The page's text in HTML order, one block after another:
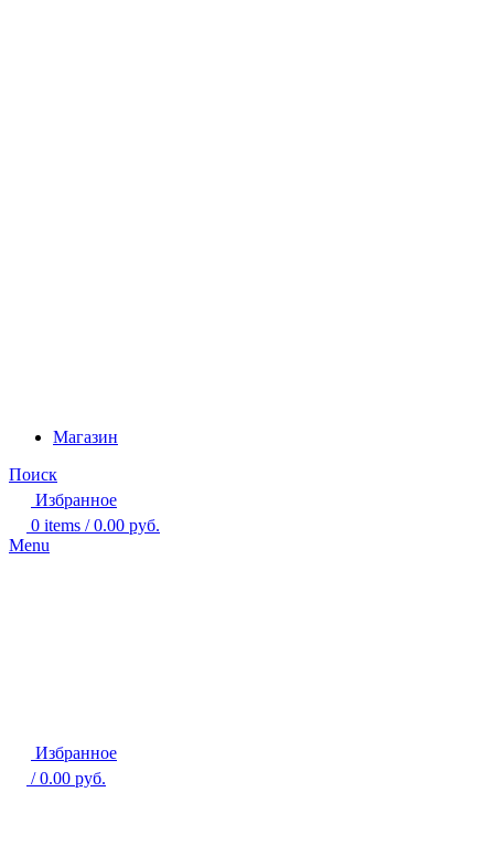
Магазин
Поиск
Избранное
0 items / 0.00 руб.
Menu
Избранное
/ 0.00 руб.